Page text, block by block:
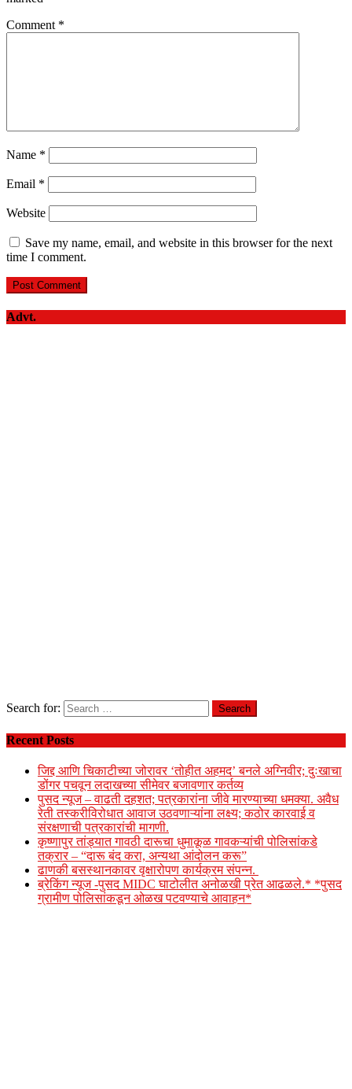
Comment *
Name *
Email *
Website
Save my name, email, and website in this browser for the next
time I comment.
Advt.
Search for:
Recent Posts
जिद्द आणि चिकाटीच्या जोरावर ‘तोहीत अहमद’ बनले अग्निवीर; दुःखाचा
डोंगर पचवून लदाखच्या सीमेवर बजावणार कर्तव्य
पुसद न्यूज – वाढती दहशत; पत्रकारांना जीवे मारण्याच्या धमक्या. अवैध
रेती तस्करीविरोधात आवाज उठवणाऱ्यांना लक्ष्य; कठोर कारवाई व
संरक्षणाची पत्रकारांची मागणी.
कृष्णापुर तांड्यात गावठी दारूचा धुमाकूळ गावकऱ्यांची पोलिसांकडे
तक्रार – “दारू बंद करा, अन्यथा आंदोलन करू”
ढाणकी बसस्थानकावर वृक्षारोपण कार्यक्रम संपन्न.
ब्रेकिंग न्यूज -पुसद MIDC घाटोलीत अनोळखी प्रेत आढळले.* *पुसद
ग्रामीण पोलिसांकडून ओळख पटवण्याचे आवाहन*